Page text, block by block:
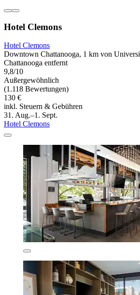
Hotel Clemons
Hotel Clemons
Downtown Chattanooga, 1 km von
Chattanooga entfernt
9,8/10
Außergewöhnlich
(1.118 Bewertungen)
130 €
inkl. Steuern & Gebühren
31. Aug.–1. Sept.
Hotel Clemons